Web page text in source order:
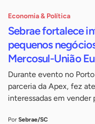
Economia & Política
Sebrae fortalece
pequenos
Mercosul-União
Durante evento no
parceria da Apex, fez
interessadas em vender
Por Sebrae/SC